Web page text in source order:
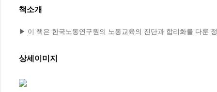
책소개
▶ 이 책은 한국노동연구원의 노동교육의 진단과 합리화를 다룬
상세이미지